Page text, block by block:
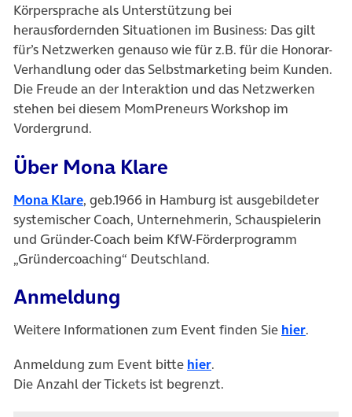
Körpersprache als Unterstützung bei
herausfordernden Situationen im Business: Das gilt
für’s Netzwerken genauso wie für z.B. für die Honorar-
Verhandlung oder das Selbstmarketing beim Kunden.
Die Freude an der Interaktion und das Netzwerken
stehen bei diesem MomPreneurs Workshop im
Vordergrund.
Über Mona Klare
Mona Klare, geb.1966 in Hamburg ist ausgebildeter
systemischer Coach, Unternehmerin, Schauspielerin
und Gründer-Coach beim KfW-Förderprogramm
„Gründercoaching“ Deutschland.
Anmeldung
Weitere Informationen zum Event finden Sie hier.
Anmeldung zum Event bitte hier.
Die Anzahl der Tickets ist begrenzt.